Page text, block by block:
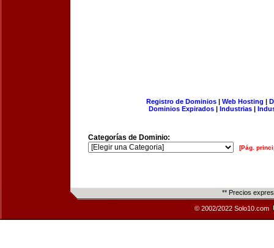
Registro de Dominios| Web Hosting |
Dominios Expirados | Industrias |
Categorías de Dominio:
[Pág.
** Precios
© 2002/2022 Solo10.com